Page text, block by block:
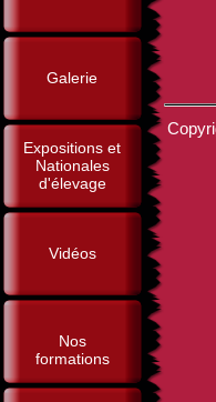
Galerie
Expositions et
Nationales
d'élevage
Vidéos
Nos
formations